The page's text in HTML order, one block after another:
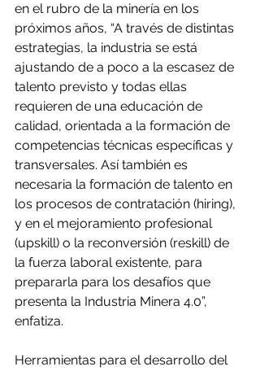
en el rubro de la minería en los
próximos años, “A través de distintas
estrategias, la industria se está
ajustando de a poco a la escasez de
talento previsto y todas ellas
requieren de una educación de
calidad, orientada a la formación de
competencias técnicas específicas y
transversales. Así también es
necesaria la formación de talento en
los procesos de contratación (hiring),
y en el mejoramiento profesional
(upskill) o la reconversión (reskill) de
la fuerza laboral existente, para
prepararla para los desafíos que
presenta la Industria Minera 4.0”,
enfatiza.
Herramientas para el desarrollo del